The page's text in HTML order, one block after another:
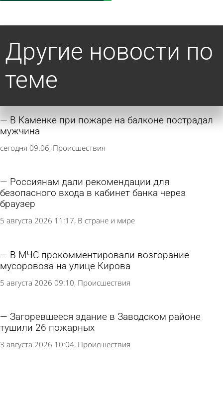
Другие новости по
теме
В Каменке при пожаре на балконе пострадал
мужчина
сегодня 09:06 Происшествия
Россиянам дали рекомендации для
безопасного входа в кабинет банка через
браузер
5 августа 2026 11:17 В стране и мире
В МЧС прокомментировали возгорание
мусоровоза на улице Кирова
5 августа 2026 09:10 Происшествия
Загоревшееся здание в Заводском районе
тушили 26 пожарных
3 августа 2026 10:04 Происшествия